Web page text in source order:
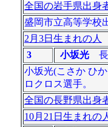
全国の岩手県出身
盛岡市立高等学
2月3日生まれの人
3
小坂光長
小坂光(こさか ひ
ロクロス選手。
全国の長野県出身
10月21日生まれの